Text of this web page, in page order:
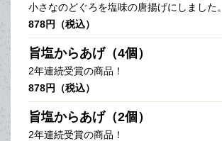
小さなのどぐろを塩味の唐揚げにしました。
878円（税込）
旨塩からあげ（4個）
2年連続受賞の商品！
878円（税込）
旨塩からあげ（2個）
2年連続受賞の商品！